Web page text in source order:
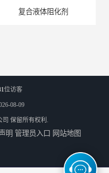
矿用阻化剂
位访客
08-09
司 保留所有权利.
明 管理员入口 网站地图